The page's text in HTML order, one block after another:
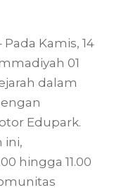
Kamis, 14
01
dalam
Edupark.
ini,
hingga 11.00